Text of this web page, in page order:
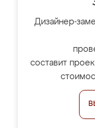
Дизайнер-
составит